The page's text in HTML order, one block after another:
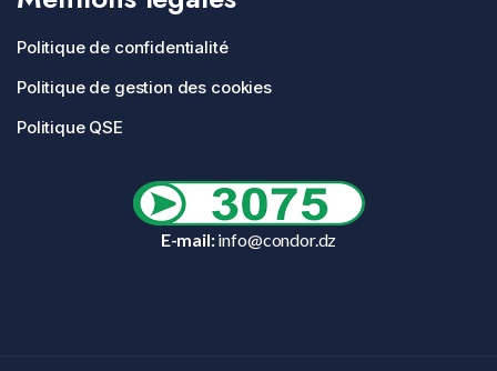
Politique de confidentialité
Politique de gestion des cookies
Politique QSE
E-mail:info@condor.dz